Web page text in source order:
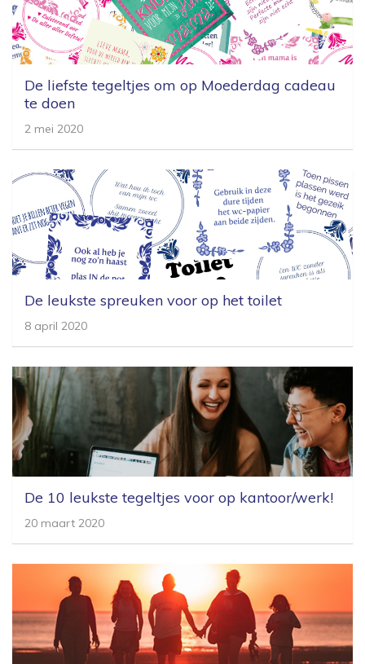
De liefste tegeltjes om op Moederdag cadeau
te doen
2 mei 2020
De leukste spreuken voor op het toilet
8 april 2020
De 10 leukste tegeltjes voor op kantoor/werk!
20 maart 2020